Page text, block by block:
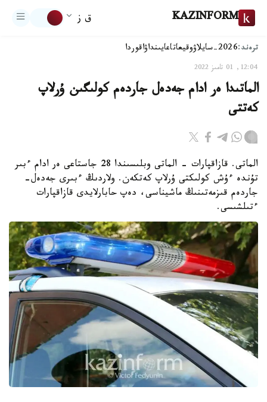
KAZINFORM ق ز
ترەند:2026-سايلاۋ وقيعاتاعايىنداۋاقوردا
12:04, 01 تامىز 2022
الماتىدا ەر ادام جەدەل جاردەم كولىگىن ۇرلاپ
كەتتى
الماتى. قازاقپارات - الماتى وبلىسىندا 28 جاستاعى ەر ادام ءبىر
تۇندە ءۇش كولىكتى ۇرلاپ كەتكەن. ولاردىڭ ءبىرى جەدەل-
جاردەم قىزمەتىنىڭ ماشيناسى، دەپ حابارلايدى قازاقپارات
ءتىلشىسى.